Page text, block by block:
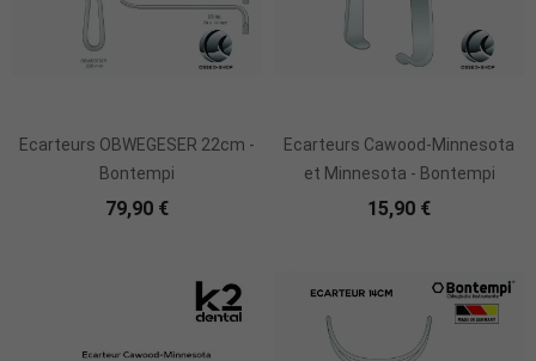
Ecarteurs OBWEGESER 22cm -
Bontempi
79,90 €
Ecarteurs Cawood-Minnesota
et Minnesota - Bontempi
15,90 €